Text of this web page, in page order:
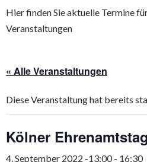
Hier finden Sie aktuelle Termine
Veranstaltungen
« Alle Veranstaltungen
Diese Veranstaltung hat bereits
Kölner Ehrenamtstag
4. September 2022 -13:00- 16:30